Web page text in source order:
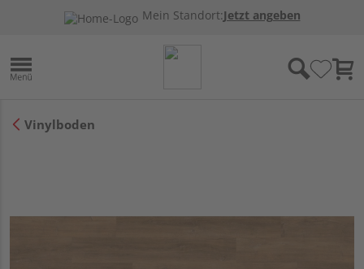
Mein Standort:Jetzt angeben
Vinylboden